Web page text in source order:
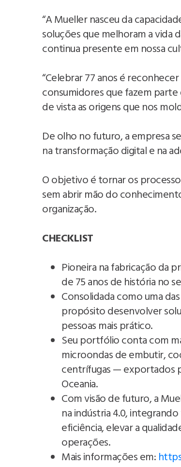
“A Mueller nasceu da
soluções que melhoram a vida
continua presente em nossa
“Celebrar 77 anos é
consumidores que fazem parte
de vista as origens que nos
De olho no futuro, a empresa
na transformação digital e na
O objetivo é tornar os
sem abrir mão do
organização.
CHECKLIST
Pioneira na fabricação da
de 75 anos de história no
Consolidada como uma
propósito desenvolver
pessoas mais prático.
Seu portfólio conta com
microondas de embutir,
centrífugas — exportados
Oceania.
Com visão de futuro, a
na indústria 4.0,
eficiência, elevar a
operações.
Mais informações em: